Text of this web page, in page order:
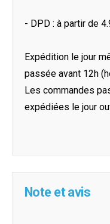
- DPD : à partir de
Expédition le jour
passée avant 12h
Les commandes
expédiées le jour
Note et avis